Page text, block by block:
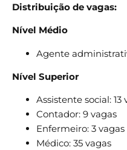
Distribuição de vagas:
Nível Médio
Agente
Nível Superior
Assistente social: 13
Contador: 9 vagas
Enfermeiro: 3 vagas
Médico: 35 vagas